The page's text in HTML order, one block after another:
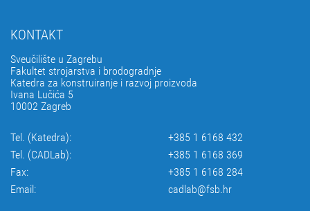
KONTAKT
Sveučilište u Zagrebu
Fakultet strojarstva i brodogradnje
Katedra za konstruiranje i razvoj proizvoda
Ivana Lučića 5
10002 Zagreb
Tel. (Katedra):
+385 1 6168 432
Tel. (CADLab):
+385 1 6168 369
Fax:
+385 1 6168 284
Email:
cadlab@fsb.hr